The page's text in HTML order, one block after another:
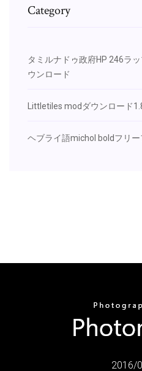
Category
タミルナドゥ政府HP 246ラ
ウンロード
Littletiles modダウンロード
ヘブライ語michol boldフリ
2016/